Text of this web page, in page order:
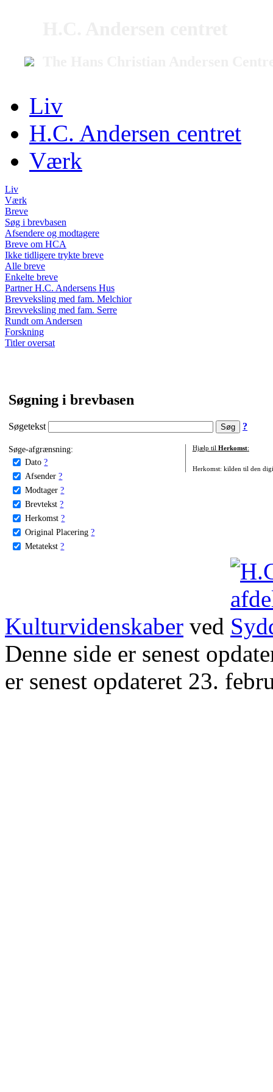
Liv
H.C. Andersen centret
Værk
Liv
Værk
Breve
Søg i brevbasen
Afsendere og modtagere
Breve om HCA
Ikke tidligere trykte breve
Alle breve
Enkelte breve
Partner H.C. Andersens Hus
Brevveksling med fam. Melchior
Brevveksling med fam. Serre
Rundt om Andersen
Forskning
Titler oversat
Søgning i brevbasen
Søgetekst ?
Søge-afgrænsning:
Dato ?
Afsender ?
Modtager ?
Brevtekst ?
Herkomst ?
Original Placering ?
Metatekst ?
Hjælp til Herkomst:
Herkomst: kilden til den
Kulturvidenskaber ved
Denne side er senest
er senest opdateret 23.